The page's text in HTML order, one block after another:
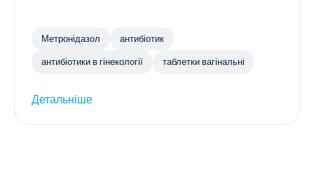
Метронідазол антибіотик
антибіотики в гінекології таблетки вагінальні
Детальніше